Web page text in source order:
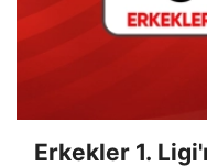
Erkekler 1.